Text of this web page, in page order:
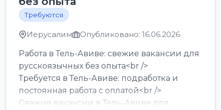
Требуются
Иерусалим Опубликовано: 16.06.2026
Работа в Тель-Авиве: свежие вакансии для
русскоязычных без опыта<br />
Требуется в Тель-Авиве: подработка и
постоянная работа с оплатой<br />
Свежие вакансии в Тель-Авиве для